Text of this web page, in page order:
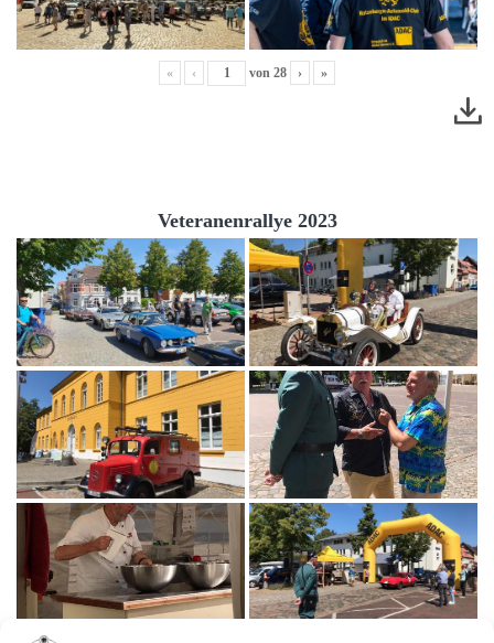
« ‹ von 28 › »
Veteranenrallye 2023